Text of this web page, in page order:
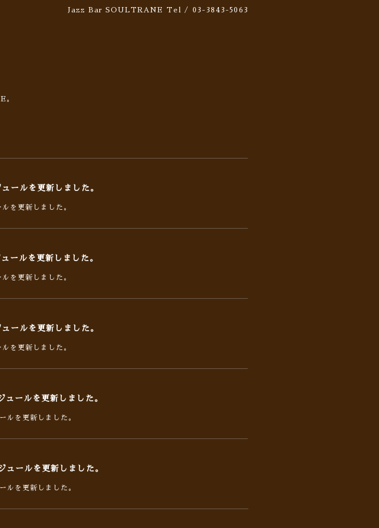
Jazz Bar SOULTRANE Tel / 03-3843-5063
。
ールを更新しました。
を更新しました。
ールを更新しました。
を更新しました。
ールを更新しました。
を更新しました。
ールを更新しました。
を更新しました。
ールを更新しました。
を更新しました。